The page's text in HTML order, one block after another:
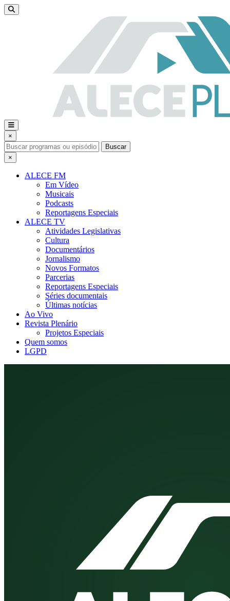
×
Buscar
×
ALECE FM
Em Vídeo
Musicais
Podcasts
Reportagens Especiais
ALECE TV
Atividades Legislativas
Cultura
Documentários
Jornalismo
Novos Formatos
Parcerias
Reportagens Especiais
Séries documentais
Últimas notícias
Ao Vivo
Revista Plenário
Projetos Especiais
Quem somos
LGPD